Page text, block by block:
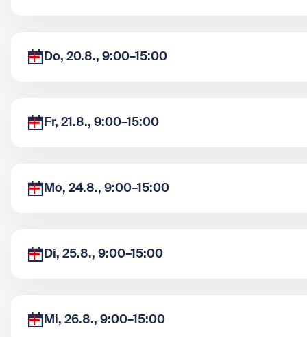
Do, 20.8., 9:00–15:00
Fr, 21.8., 9:00–15:00
Mo, 24.8., 9:00–15:00
Di, 25.8., 9:00–15:00
Mi, 26.8., 9:00–15:00